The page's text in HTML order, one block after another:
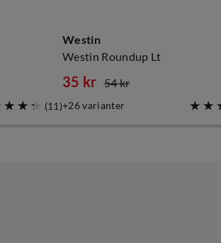
(11)
Westin
Westin Roundup Lt
price
35 kr
price
54 kr
26 varianter